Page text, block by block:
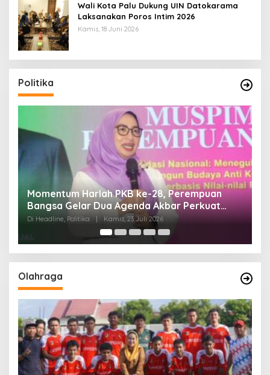
Wali Kota Palu Dukung UIN Datokarama
Laksanakan Poros Intim 2026
Kamis, 18 Juni 2026
Politika
Di Pelantikan PAN Sulteng, Gubernur Anwar
Hafid Ajak Sinergi Optimalkan Potensi Daerah
Di Headline, Politika | Minggu, 5 Juli 2026
Olahraga